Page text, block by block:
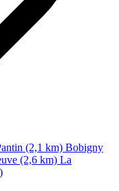
(2,1 km) Bobigny
(2,6 km) La